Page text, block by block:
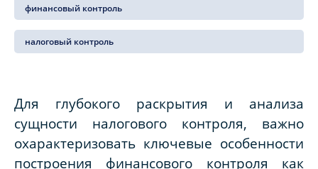
финансовый контроль
налоговый контроль
Для глубокого раскрытия и анализа
сущности налогового контроля, важно
охарактеризовать ключевые особенности
построения финансового контроля как